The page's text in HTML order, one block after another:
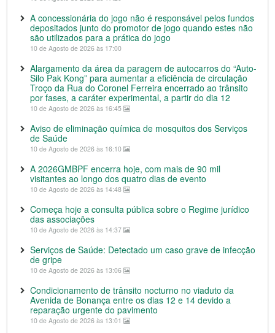
A concessionária do jogo não é responsável pelos fundos
depositados junto do promotor de jogo quando estes não
são utilizados para a prática do jogo
10 de Agosto de 2026 às 17:00
Alargamento da área da paragem de autocarros do “Auto-
Silo Pak Kong” para aumentar a eficiência de circulação
Troço da Rua do Coronel Ferreira encerrado ao trânsito
por fases, a caráter experimental, a partir do dia 12
10 de Agosto de 2026 às 16:45
Aviso de eliminação química de mosquitos dos Serviços
de Saúde
10 de Agosto de 2026 às 16:10
A 2026GMBPF encerra hoje, com mais de 90 mil
visitantes ao longo dos quatro dias de evento
10 de Agosto de 2026 às 14:48
Começa hoje a consulta pública sobre o Regime jurídico
das associações
10 de Agosto de 2026 às 14:37
Serviços de Saúde: Detectado um caso grave de infecção
de gripe
10 de Agosto de 2026 às 13:06
Condicionamento de trânsito nocturno no viaduto da
Avenida de Bonança entre os dias 12 e 14 devido a
reparação urgente do pavimento
10 de Agosto de 2026 às 13:01